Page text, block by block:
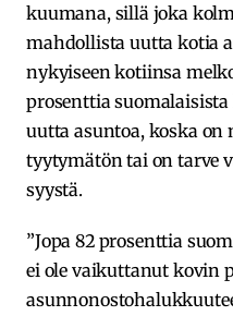
kuumana, sillä joka
mahdollista uutta kotia
nykyiseen kotiinsa
prosenttia
uutta asuntoa, koska on
tyytymätön tai on tarve
syystä.
”Jopa 82 prosenttia
ei ole vaikuttanut kovin